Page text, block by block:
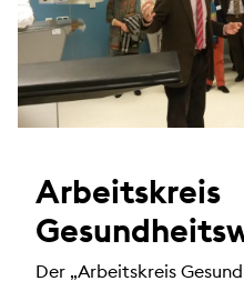
Arbeitskreis
Der „Arbeitskreis